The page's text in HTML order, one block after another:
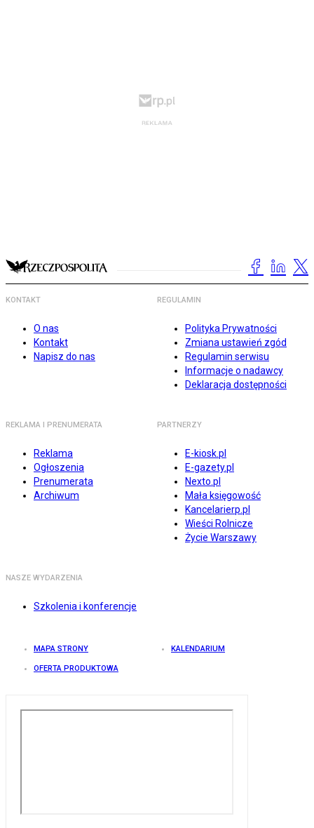
KONTAKT
O nas
Kontakt
Napisz do nas
REGULAMIN
Polityka Prywatności
Zmiana ustawień zgód
Regulamin serwisu
Informacje o nadawcy
Deklaracja dostępności
REKLAMA I PRENUMERATA
Reklama
Ogłoszenia
Prenumerata
Archiwum
PARTNERZY
E-kiosk.pl
E-gazety.pl
Nexto.pl
Mała księgowość
Kancelarierp.pl
Wieści Rolnicze
Życie Warszawy
NASZE WYDARZENIA
Szkolenia i konferencje
MAPA STRONY KALENDARIUM
OFERTA PRODUKTOWA